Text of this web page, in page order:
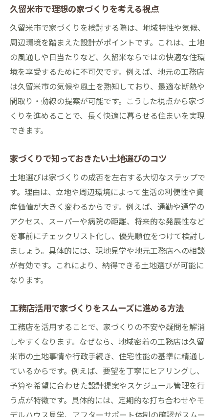
ート
快適な住まい実現へ久留米市工務店の魅力
久留米市工務店の家づくりが快適な理由
家づくりで叶える高断熱・高性能な住まい
家づくりで重視したい健康と暮らしやすさ
工務店提案で広がる家づくりの選択肢とは
久留米市で理想の家づくりを考える視点
久留米市で家づくりを検討する際は、地域特性や気候、
周辺環境を踏まえた設計がポイントです。これは、土地
の風通しや日当たりなど、久留米ならではの快適な住環
境を享受するために不可欠です。例えば、地元の工務店
は久留米市の気候や風土を熟知しており、最適な断熱や
間取り・動線の提案が可能です。こうした視点から家づ
くりを進めることで、長く快適に暮らせる住まいを実現
できます。
家づくりで知っておきたい土地選びのコツ
土地選びは家づくりの成否を左右する大切なステップで
す。理由は、立地や周辺環境によって生活の利便性や資
産価値が大きく変わるからです。例えば、通勤や通学の
アクセス、スーパーや病院の距離、将来的な発展性など
を事前にチェックリスト化し、優先順位をつけて検討し
ましょう。具体的には、現地見学や地元工務店への相談
が有効です。これにより、納得できる土地選びが可能に
なります。
工務店活用で家づくりをスムーズに進める方法
工務店を活用することで、家づくりの不安や疑問を解消
しやすくなります。なぜなら、地域密着の工務店は久留
米市の土地事情や行政手続き、住宅性能の基準に精通し
ているからです。例えば、要望を丁寧にヒアリングし、
予算や希望に合わせた設計提案やスケジュール管理を行
う点が特徴です。具体的には、定期的な打ち合わせやモ
デルハウス見学、アフターサポート体制の確認がスムー